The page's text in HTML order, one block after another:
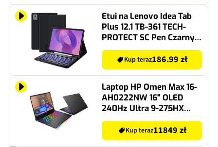
Etui na Lenovo Idea Tab
Plus 12.1 TB-361 TECH-
PROTECT SC Pen Czarny +
Klawiatura
Kup teraz186.99 zł
Laptop HP Omen Max 16-
AH0222NW 16" OLED
240Hz Ultra 9-275HX
32GB RAM 1TB SSD
GeForce RTX5070Ti DLSS
4 Windows 11 Home
Kup teraz11849 zł